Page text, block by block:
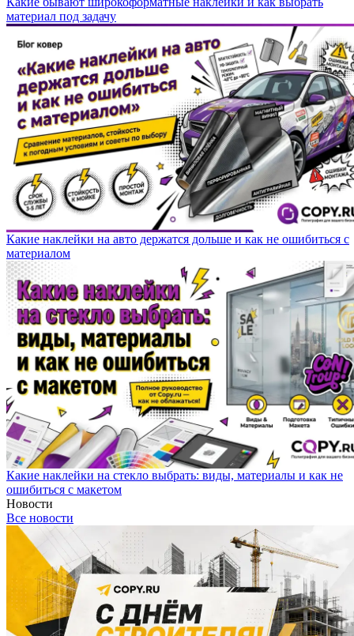
материал под задачу
Какие наклейки на авто держатся дольше и как не ошибиться с
материалом
Какие наклейки на стекло выбрать: виды, материалы и как не
ошибиться с макетом
Новости
Все новости